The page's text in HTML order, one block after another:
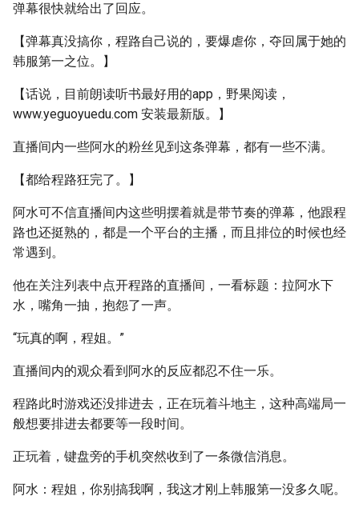
弹幕很快就给出了回应。
【弹幕真没搞你，程路自己说的，要爆虐你，夺回属于她的
韩服第一之位。】
【话说，目前朗读听书最好用的app，野果阅读，
www.yeguoyuedu.com 安装最新版。】
直播间内一些阿水的粉丝见到这条弹幕，都有一些不满。
【都给程路狂完了。】
阿水可不信直播间内这些明摆着就是带节奏的弹幕，他跟程
路也还挺熟的，都是一个平台的主播，而且排位的时候也经
常遇到。
他在关注列表中点开程路的直播间，一看标题：拉阿水下
水，嘴角一抽，抱怨了一声。
“玩真的啊，程姐。”
直播间内的观众看到阿水的反应都忍不住一乐。
程路此时游戏还没排进去，正在玩着斗地主，这种高端局一
般想要排进去都要等一段时间。
正玩着，键盘旁的手机突然收到了一条微信消息。
阿水：程姐，你别搞我啊，我这才刚上韩服第一没多久呢。